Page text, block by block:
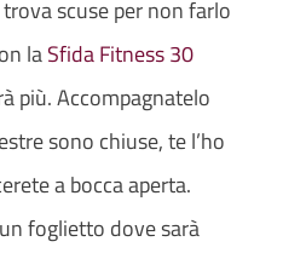
scuse per non farlo
laSfida Fitness 30
più. Accompagnatelo
sono chiuse, te l’ho
a bocca aperta.
foglietto dove sarà